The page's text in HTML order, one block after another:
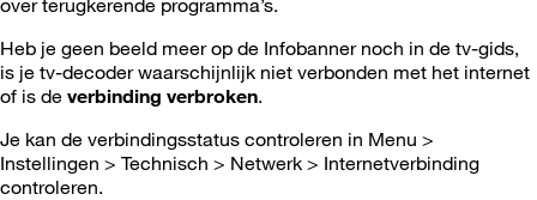
Heb je geen beeld meer op de Infobanner noch in de tv-gids,
is je tv-decoder waarschijnlijk niet verbonden met het internet
of is de verbinding verbroken.
Je kan de verbindingsstatus controleren in Menu >
Instellingen > Technisch > Netwerk > Internetverbinding
controleren.